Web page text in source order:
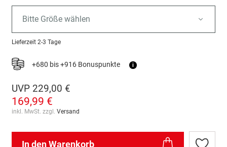
Bitte Größe wählen
Lieferzeit 2-3 Tage
+680 bis +916 Bonuspunkte i
UVP 229,00 €
169,99 €
inkl. MwSt. zzgl. Versand
In den Warenkorb